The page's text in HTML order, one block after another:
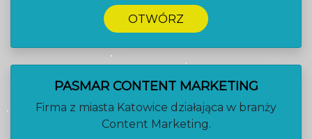
OTWÓRZ
PASMAR CONTENT MARKETING
Firma z miasta Katowice działająca w branży
Content Marketing.